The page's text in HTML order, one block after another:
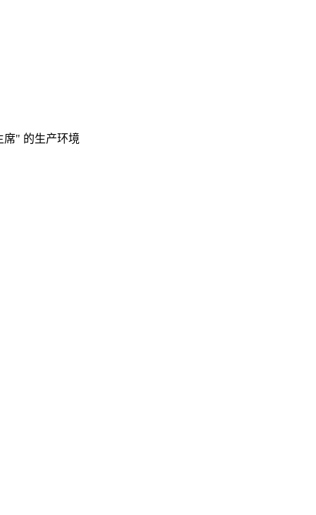
席" 的生产环境